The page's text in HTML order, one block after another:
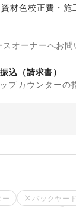
材色校正費・
オーナーへお問
込（請求書）
プカウンターの
ー バックヤード